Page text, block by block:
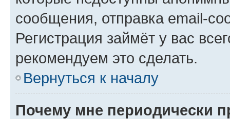
сообщения, отправка email-
Регистрация займёт у вас
рекомендуем это сделать.
Вернуться к началу
Почему мне периодически